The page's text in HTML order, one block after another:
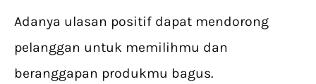
Adanya ulasan positif dapat mendorong
pelanggan untuk memilihmu dan
beranggapan produkmu bagus.